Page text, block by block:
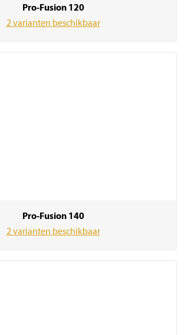
Pro-Fusion 120
2 varianten beschikbaar
Pro-Fusion 140
2 varianten beschikbaar